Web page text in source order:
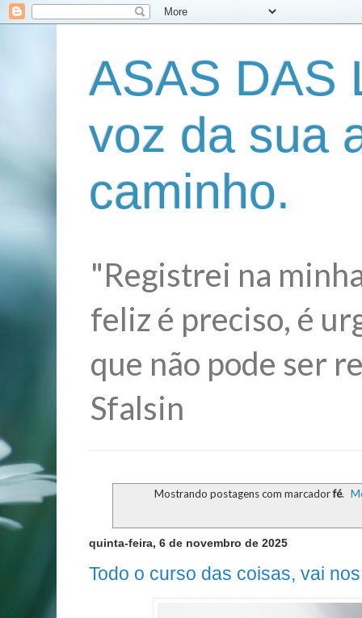
ASAS DAS
voz da sua
caminho.
"Registrei na
feliz é preciso, é
que não pode ser
Sfalsin
Mostrando postagens com marcadorfé.
quinta-feira, 6 de novembro de 2025
Todo o curso das coisas, vai